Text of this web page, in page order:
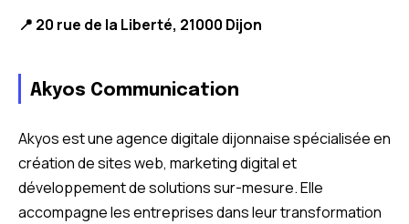
📍 20 rue de la Liberté, 21000 Dijon
Akyos Communication
Akyos est une agence digitale dijonnaise spécialisée en
création de sites web, marketing digital et
développement de solutions sur-mesure. Elle
accompagne les entreprises dans leur transformation